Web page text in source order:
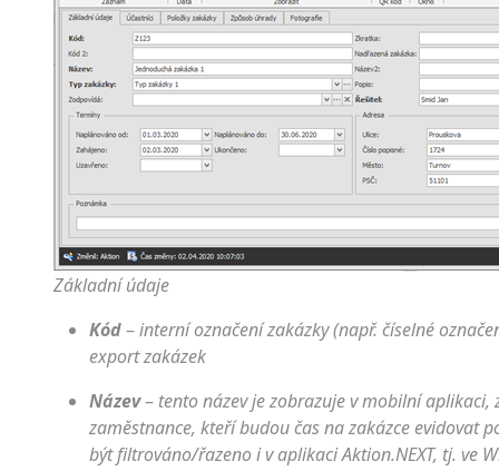
Základní údaje
Kód–interní označení zakázky (např. číselné
export zakázek
Název– tento název je zobrazuje v mobilní
zaměstnance, kteří budou čas na zakázce
být filtrováno/řazeno i v aplikaci Aktion.NEXT, tj. ve